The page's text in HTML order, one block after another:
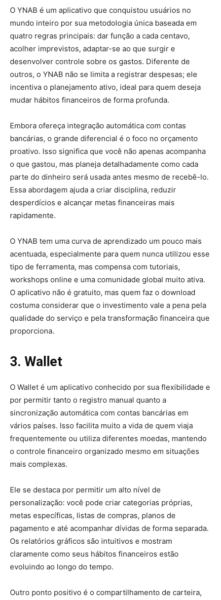
O YNAB é um aplicativo que conquistou usuários no
mundo inteiro por sua metodologia única baseada em
quatro regras principais: dar função a cada centavo,
acolher imprevistos, adaptar-se ao que surgir e
desenvolver controle sobre os gastos. Diferente de
outros, o YNAB não se limita a registrar despesas; ele
incentiva o planejamento ativo, ideal para quem deseja
mudar hábitos financeiros de forma profunda.
Embora ofereça integração automática com contas
bancárias, o grande diferencial é o foco no orçamento
proativo. Isso significa que você não apenas acompanha
o que gastou, mas planeja detalhadamente como cada
parte do dinheiro será usada antes mesmo de recebê-lo.
Essa abordagem ajuda a criar disciplina, reduzir
desperdícios e alcançar metas financeiras mais
rapidamente.
O YNAB tem uma curva de aprendizado um pouco mais
acentuada, especialmente para quem nunca utilizou esse
tipo de ferramenta, mas compensa com tutoriais,
workshops online e uma comunidade global muito ativa.
O aplicativo não é gratuito, mas quem faz o download
costuma considerar que o investimento vale a pena pela
qualidade do serviço e pela transformação financeira que
proporciona.
3. Wallet
O Wallet é um aplicativo conhecido por sua flexibilidade e
por permitir tanto o registro manual quanto a
sincronização automática com contas bancárias em
vários países. Isso facilita muito a vida de quem viaja
frequentemente ou utiliza diferentes moedas, mantendo
o controle financeiro organizado mesmo em situações
mais complexas.
Ele se destaca por permitir um alto nível de
personalização: você pode criar categorias próprias,
metas específicas, listas de compras, planos de
pagamento e até acompanhar dívidas de forma separada.
Os relatórios gráficos são intuitivos e mostram
claramente como seus hábitos financeiros estão
evoluindo ao longo do tempo.
Outro ponto positivo é o compartilhamento de carteira,